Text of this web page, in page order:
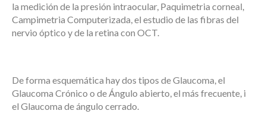
la medición de la presión intraocular, Paquimetria corneal,
Campimetria Computerizada, el estudio de las fibras del
nervio óptico y de la retina con OCT.
De forma esquemática hay dos tipos de Glaucoma, el
Glaucoma Crónico o de Ángulo abierto, el más frecuente, i
el Glaucoma de ángulo cerrado.